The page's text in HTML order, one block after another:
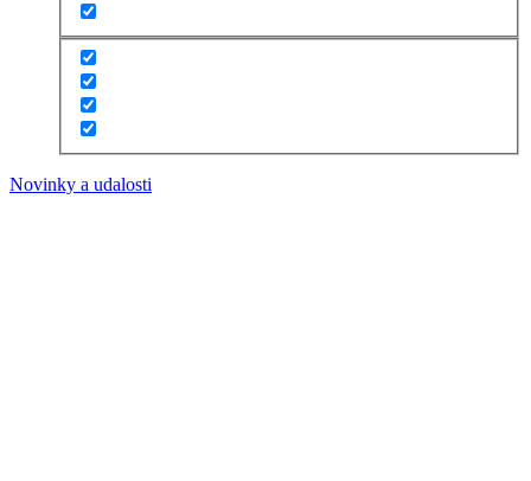
Novinky a udalosti